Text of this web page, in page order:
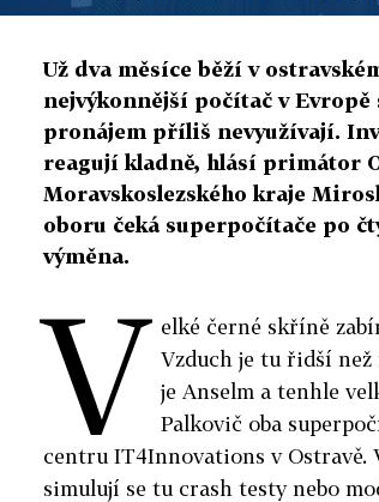
Už dva měsíce běží v
nejvýkonnější počítač v
pronájem příliš nevyužívají.
reagují kladně, hlásí primátor
Moravskoslezského kraje
oboru čeká superpočítače po
výměna.
V elké černé skříně
Vzduch je tu řidší než
je Anselm a tenhle
Palkovič oba
centru IT4Innovations v Ostravě.
simulují se tu crash testy nebo